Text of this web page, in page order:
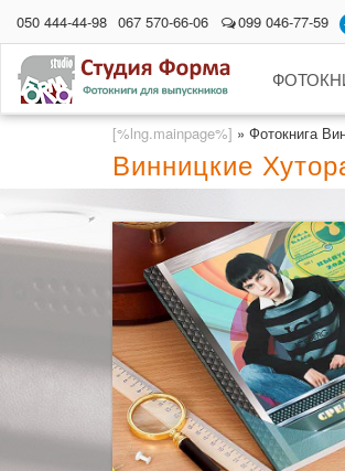
050 444-44-98 067 570-66-06 099 046-77-59
[%lng.mainpage%] » Фотокнига
Винницкие